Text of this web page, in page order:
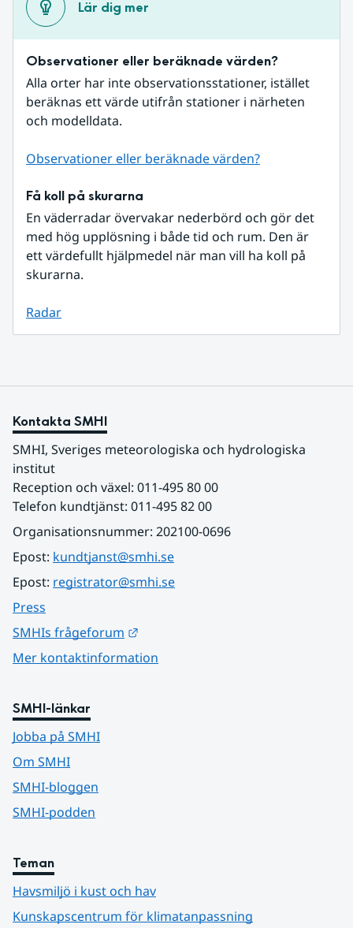
Lär dig mer
Observationer eller beräknade värden?
Alla orter har inte observationsstationer, istället
beräknas ett värde utifrån stationer i närheten
och modelldata.
Observationer eller beräknade värden?
Få koll på skurarna
En väderradar övervakar nederbörd och gör det
med hög upplösning i både tid och rum. Den är
ett värdefullt hjälpmedel när man vill ha koll på
skurarna.
Radar
Kontakta SMHI
SMHI, Sveriges meteorologiska och hydrologiska
institut
Reception och växel: 011-495 80 00
Telefon kundtjänst: 011-495 82 00
Organisationsnummer: 202100-0696
Epost: kundtjanst@smhi.se
Epost: registrator@smhi.se
Press
SMHIs frågeforum
Mer kontaktinformation
SMHI-länkar
Jobba på SMHI
Om SMHI
SMHI-bloggen
SMHI-podden
Teman
Havsmiljö i kust och hav
Kunskapscentrum för klimatanpassning